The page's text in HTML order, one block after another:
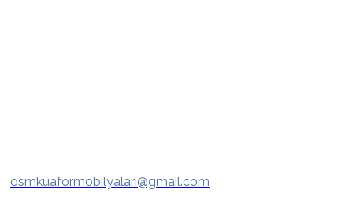
osmkuaformobilyalari@gmail.com